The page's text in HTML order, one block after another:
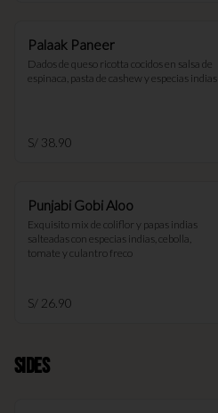
Palaak Paneer
Dados de queso ricotta cocidos en salsa de
espinaca, pasta de cashew y especias indias
S/ 38.90
Punjabi Gobi Aloo
Exquisito mix de coliflor y papas indias
salteadas con especias indias, cebolla,
tomate y culantro freco
S/ 26.90
SIDES